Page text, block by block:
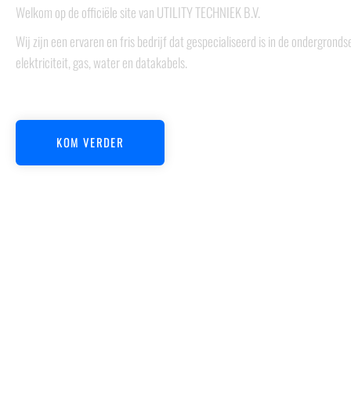
Welkom op de officiële site van UTILITY TECHNIEK B.V.
Wij zijn een ervaren en fris bedrijf dat gespecialiseerd is in de
elektriciteit, gas, water en datakabels.
KOM VERDER